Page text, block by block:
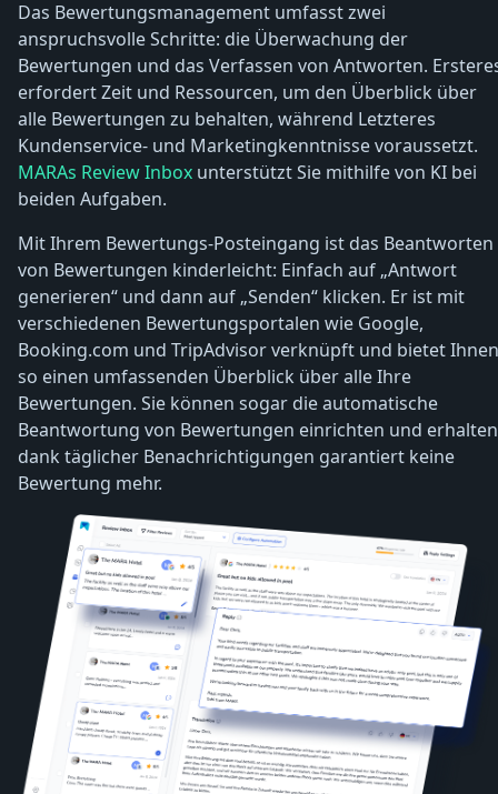
Das Bewertungsmanagement umfasst zwei
anspruchsvolle Schritte: die Überwachung der
Bewertungen und das Verfassen von Antworten.
erfordert Zeit und Ressourcen, um den Überblick über
alle Bewertungen zu behalten, während Letzteres
Kundenservice- und Marketingkenntnisse voraussetzt.
MARAs Review Inbox unterstützt Sie mithilfe von KI bei
beiden Aufgaben.
Mit Ihrem Bewertungs-Posteingang ist das Beantworten
von Bewertungen kinderleicht: Einfach auf „Antwort
generieren“ und dann auf „Senden“ klicken. Er ist mit
verschiedenen Bewertungsportalen wie Google,
Booking.com und TripAdvisor verknüpft und bietet Ihnen
so einen umfassenden Überblick über alle Ihre
Bewertungen. Sie können sogar die automatische
Beantwortung von Bewertungen einrichten und erhalten
dank täglicher Benachrichtigungen garantiert keine
Bewertung mehr.